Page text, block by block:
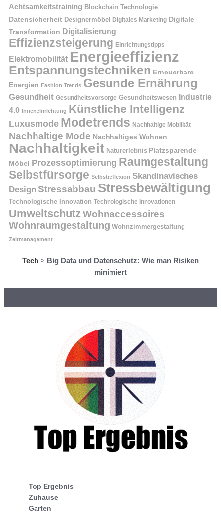
Achtsamkeitstraining Blockchain Technologie
Datensicherheit Designermöbel Digitales Marketing Digitale
Transformation Digitalisierung
Effizienzsteigerung Einrichtungstipps
Elektromobilität Energieeffizienz
Entspannungstechniken Erneuerbare
Energien Fashion Trends Gesunde Ernährung
Gesundheit Gesundheitsvorsorge Gesundheitswesen Industrie
4.0 Inneneinrichtung Künstliche Intelligenz
Luxusmode Modetrends Nachhaltige Mobilität
Nachhaltige Mode Nachhaltiges Wohnen
Nachhaltigkeit Naturerlebnis Platzsparende
Möbel
Prozessoptimierung Raumgestaltung
Selbstfürsorge Selbstreflexion Skandinavisches
Design Stressabbau Stressbewältigung
Technologische Innovation Technologische Innovationen
Umweltschutz Wohnaccessoires
Wohnraumgestaltung Wohnzimmergestaltung
Zeitmanagement
Tech > Big Data und Datenschutz: Wie man Risiken
minimiert
Top Ergebnis
Zuhause
Garten